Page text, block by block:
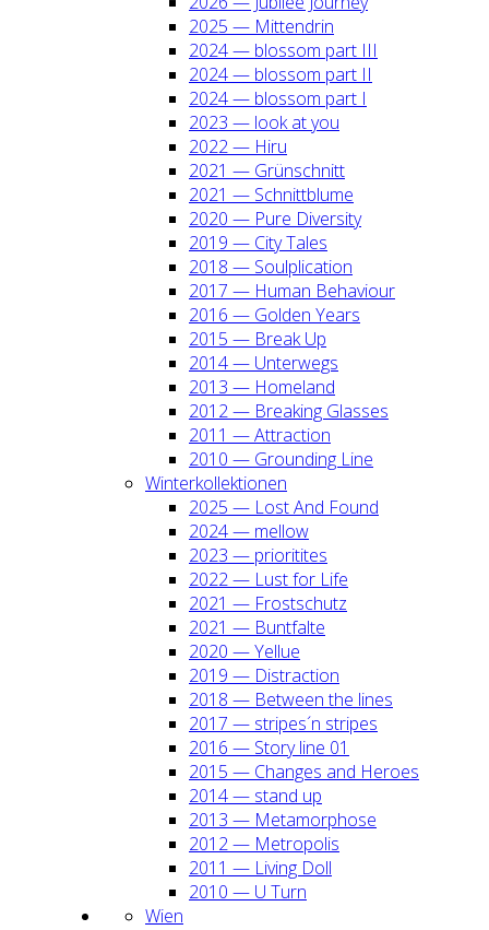
2025 — Mit­ten­drin
2024 — blos­som part III
2024 — blos­som part II
2024 — blos­som part I
2023 — look at you
2022 — Hiru
2021 — Grün­schnitt
2021 — Schnitt­blu­me
2020 — Pure Diver­si­ty
2019 — City Tales
2018 — Soul­pli­ca­ti­on
2017 — Human Beha­viour
2016 — Gol­den Years
2015 — Break Up
2014 — Unter­wegs
2013 — Home­land
2012 — Brea­king Glas­ses
2011 — Attrac­tion
2010 — Groun­ding Line
Win­ter­kol­lek­tio­nen
2025 — Lost And Found
2024 — mel­low
2023 — prio­ri­ti­tes
2022 — Lust for Life
2021 — Frost­schutz
2021 — Bunt­fal­te
2020 — Yel­lue
2019 — Dis­trac­tion
2018 — Bet­ween the lines
2017 — stripes´n stripes
2016 — Sto­ry line 01
2015 — Chan­ges and Heroes
2014 — stand up
2013 — Meta­mor­pho­se
2012 — Metro­po­lis
2011 — Living Doll
2010 — U Turn
Wien